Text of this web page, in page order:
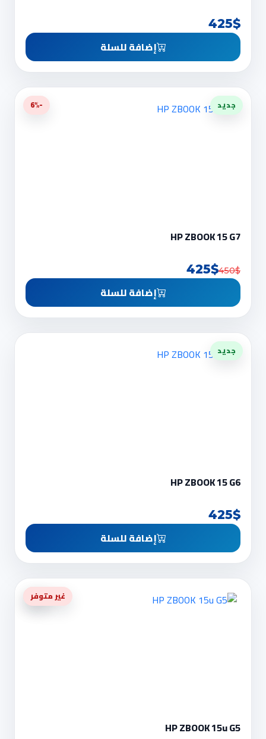
425$
إضافة للسلة
جديد -6%
HP ZBOOK 15 G7
450$
425$
إضافة للسلة
جديد
HP ZBOOK 15 G6
425$
إضافة للسلة
-9%
غير متوفر
HP ZBOOK 15u G5